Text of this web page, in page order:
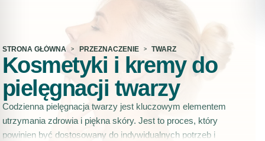
STRONA GŁÓWNA PRZEZNACZENIE TWARZ
Kosmetyki i kremy do
pielęgnacji twarzy
Codzienna pielęgnacja twarzy jest kluczowym elementem
utrzymania zdrowia i piękna skóry. Jest to proces, który
powinien być dostosowany do indywidualnych potrzeb i